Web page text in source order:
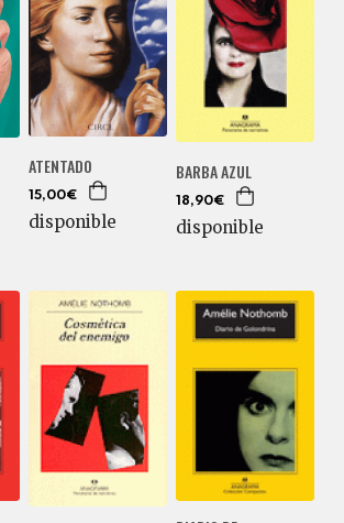
ATENTADO
15,00€
disponible
BARBA AZUL
18,90€
disponible